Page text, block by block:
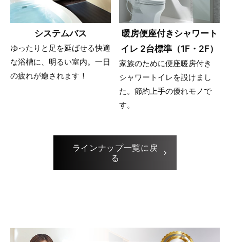
システムバス
ゆったりと足を延ばせる快適
な浴槽に、明るい室内。一日
の疲れが癒されます！
暖房便座付きシャワート
イレ 2台標準（1F・2F）
家族のために便座暖房付き
シャワートイレを設けまし
た。節約上手の優れモノで
す。
ラインナップ一覧に戻
る